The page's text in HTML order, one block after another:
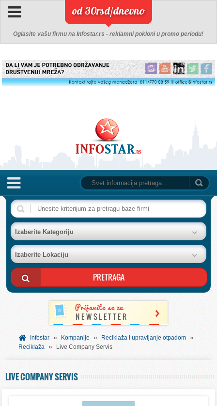
od 30rsd/dnevno
Oglasite vašu firmu na Infostar.rs - reklamni pokloni u promo periodu!
NASLOVNA
BAZA FIRMI
POSLOVNI OGLASI
AKCIJE I KATALOZI
BESPLATNI VAUČERI
SVET INFORMACIJA
Izaberite Kategoriju
Izaberite Lokaciju
Infostar » Kompanije » Reciklaža i upravljanje otpadom »
Reciklaža » Live Company Servis
LIVE COMPANY SERVIS